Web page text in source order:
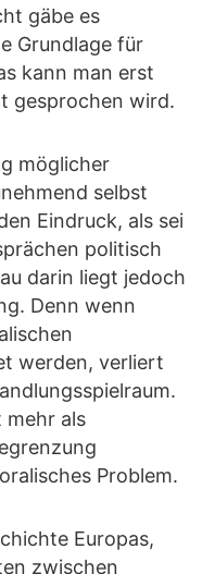
gäbe es
Grundlage für
kann man erst
gesprochen wird.
möglicher
selbst
Eindruck, als sei
politisch
darin liegt jedoch
Denn wenn
werden, verliert
mehr als
Problem.
Europas,
zwischen